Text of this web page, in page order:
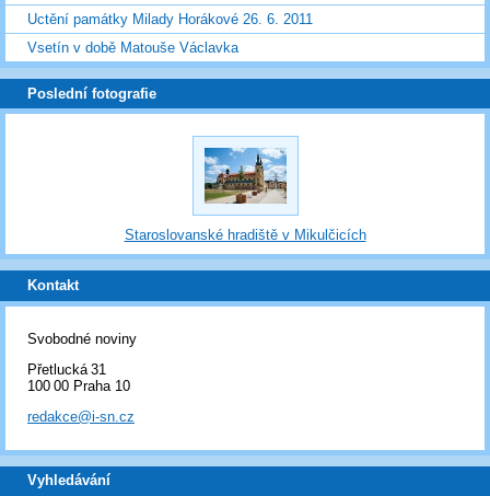
Uctění památky Milady Horákové 26. 6. 2011
Vsetín v době Matouše Václavka
Poslední fotografie
Staroslovanské hradiště v Mikulčicích
Kontakt
Svobodné noviny
Přetlucká 31
100 00 Praha 10
redakce@i-sn.cz
Vyhledávání